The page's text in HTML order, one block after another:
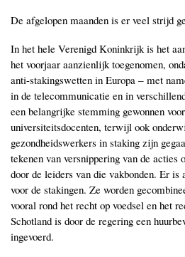
De afgelopen maanden is er veel strijd
In het hele Verenigd Koninkrijk is het
het voorjaar aanzienlijk toegenomen,
anti-stakingswetten in Europa ‒ met
in de telecommunicatie en in
een belangrijke stemming gewonnen
universiteitsdocenten, terwijl ook
gezondheidswerkers in staking zijn
tekenen van versnippering van de acties
door de leiders van die vakbonden. Er
voor de stakingen. Ze worden
vooral rond het recht op voedsel en het
Schotland is door de regering een
ingevoerd.